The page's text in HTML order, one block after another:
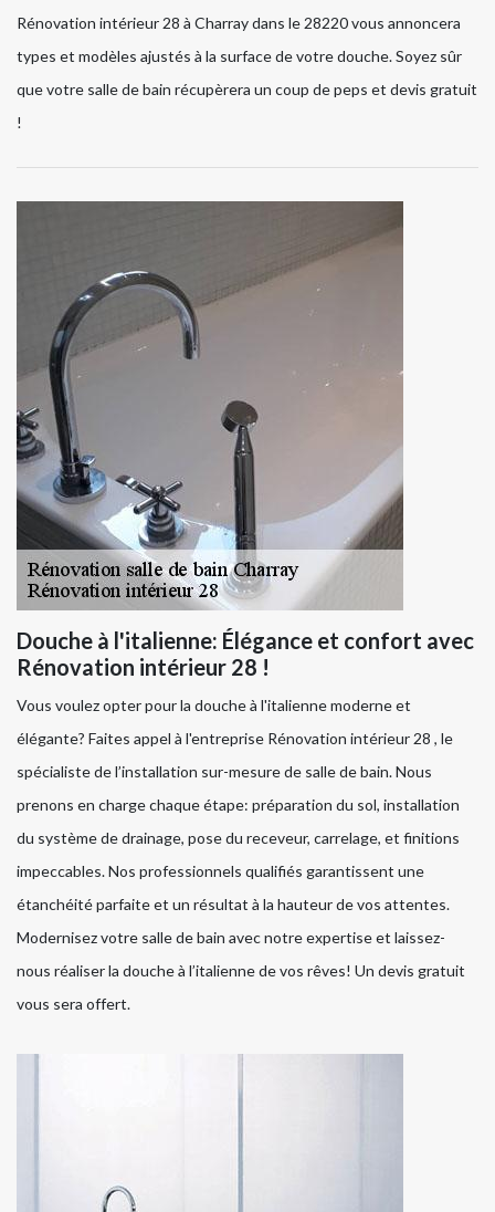
Rénovation intérieur 28 à Charray dans le 28220 vous annoncera
types et modèles ajustés à la surface de votre douche. Soyez sûr
que votre salle de bain récupèrera un coup de peps et devis gratuit
!
Douche à l'italienne: Élégance et confort avec
Rénovation intérieur 28 !
Vous voulez opter pour la douche à l'italienne moderne et
élégante? Faites appel à l'entreprise Rénovation intérieur 28 , le
spécialiste de l’installation sur-mesure de salle de bain. Nous
prenons en charge chaque étape: préparation du sol, installation
du système de drainage, pose du receveur, carrelage, et finitions
impeccables. Nos professionnels qualifiés garantissent une
étanchéité parfaite et un résultat à la hauteur de vos attentes.
Modernisez votre salle de bain avec notre expertise et laissez-
nous réaliser la douche à l’italienne de vos rêves! Un devis gratuit
vous sera offert.